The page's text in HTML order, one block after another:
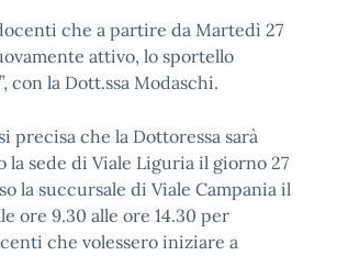
che a partire da Martedì 27
attivo, lo sportello
con la Dott.ssa Modaschi.
precisa che la Dottoressa sarà
la sede di Viale Liguria il giorno 27
la succursale di Viale Campania il
ore 9.30 alle ore 14.30 per
che volessero iniziare a